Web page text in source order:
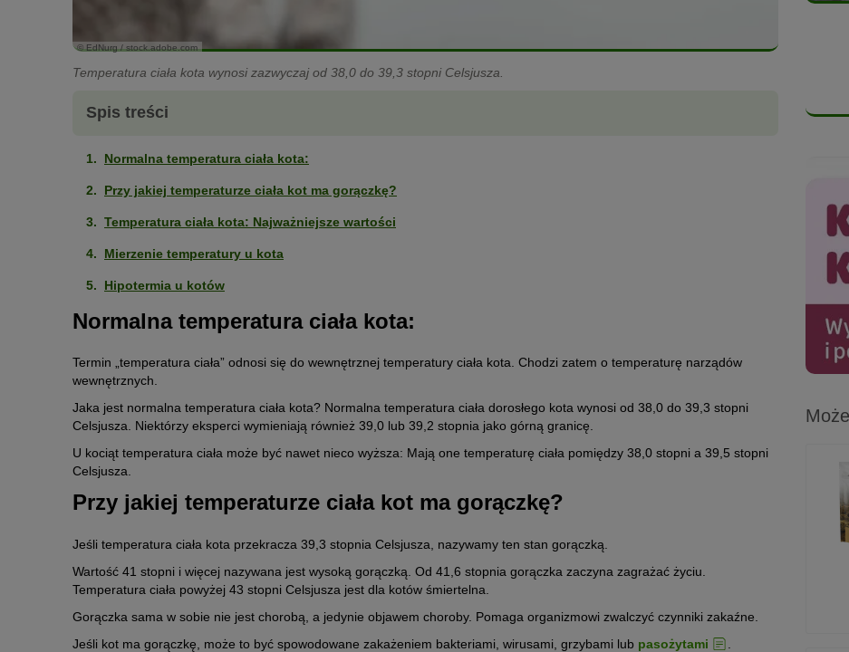
© EdNurg / stock.adobe.com
Temperatura ciała kota wynosi zazwyczaj od 38,0 do 39,3 stopni Celsjusza.
Spis treści
Normalna temperatura ciała kota:
Przy jakiej temperaturze ciała kot ma gorączkę?
Temperatura ciała kota: Najważniejsze wartości
Mierzenie temperatury u kota
Hipotermia u kotów
Normalna temperatura ciała kota:
Termin „temperatura ciała” odnosi się do wewnętrznej temperatury ciała kota. Chodzi zatem o temperaturę narządów
wewnętrznych.
Jaka jest normalna temperatura ciała kota? Normalna temperatura ciała dorosłego kota wynosi od 38,0 do 39,3 stopni
Celsjusza. Niektórzy eksperci wymieniają również 39,0 lub 39,2 stopnia jako górną granicę.
U kociąt temperatura ciała może być nawet nieco wyższa: Mają one temperaturę ciała pomiędzy 38,0 stopni a 39,5 stopni
Celsjusza.
Przy jakiej temperaturze ciała kot ma gorączkę?
Jeśli temperatura ciała kota przekracza 39,3 stopnia Celsjusza, nazywamy ten stan gorączką.
Wartość 41 stopni i więcej nazywana jest wysoką gorączką. Od 41,6 stopnia gorączka zaczyna zagrażać życiu.
Temperatura ciała powyżej 43 stopni Celsjusza jest dla kotów śmiertelna.
Gorączka sama w sobie nie jest chorobą, a jedynie objawem choroby. Pomaga organizmowi zwalczyć czynniki zakaźne.
Jeśli kot ma gorączkę, może to być spowodowane zakażeniem bakteriami, wirusami, grzybami lub pasożytami